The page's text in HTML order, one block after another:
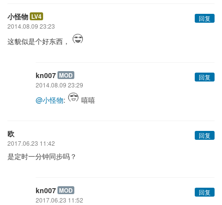
小怪物 LV4
回复
2014.08.09 23:23
这貌似是个好东西，
kn007 MOD
回复
2014.08.09 23:29
@小怪物: 嘻嘻
欧
回复
2017.06.23 11:42
是定时一分钟同步吗？
kn007 MOD
回复
2017.06.23 11:52